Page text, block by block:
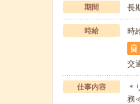
期間 長
時給 時
交
仕事内容
＊
務